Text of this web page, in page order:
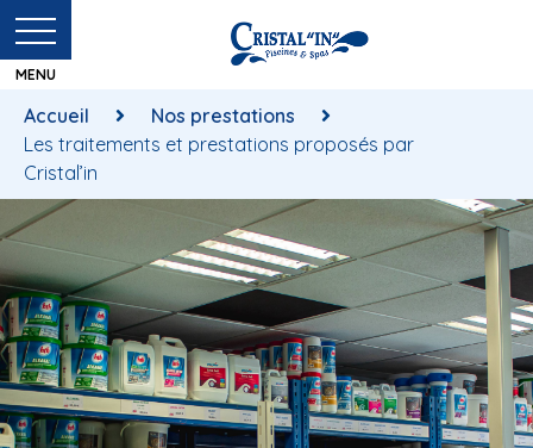
Accueil
Nos prestations
Les traitements et prestations proposés par
Cristal’in